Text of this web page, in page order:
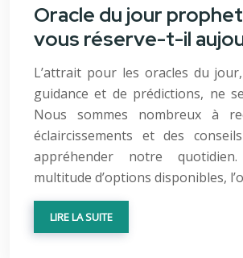
Oracle du jour
vous réserve-t-il
L’attrait pour les oracles du
guidance et de prédictions, ne
Nous sommes nombreux à
éclaircissements et des
appréhender notre
multitude d’options disponibles,
LIRE LA SUITE